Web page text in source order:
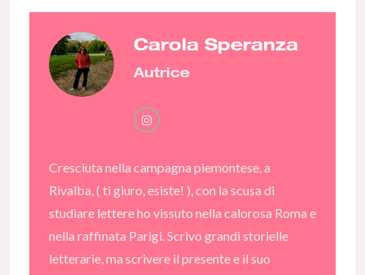
Carola Speranza
Autrice
Cresciuta nella campagna piemontese, a
Rivalba, ( ti giuro, esiste! ), con la scusa di
studiare lettere ho vissuto nella calorosa Roma e
nella raffinata Parigi. Scrivo grandi storielle
letterarie, ma scrivere il presente e il suo